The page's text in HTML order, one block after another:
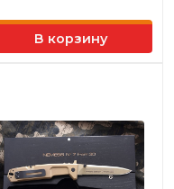
В корзину